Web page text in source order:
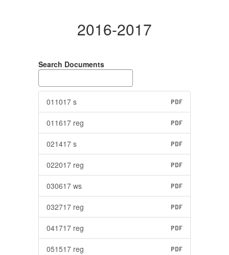
2016-2017
Search Documents
011017 s PDF
011617 reg PDF
021417 s PDF
022017 reg PDF
030617 ws PDF
032717 reg PDF
041717 reg PDF
051517 reg PDF